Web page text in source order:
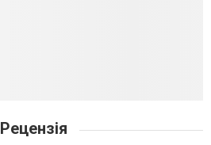
Рецензія